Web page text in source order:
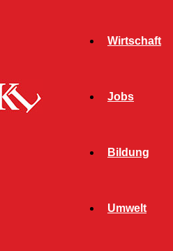
Wirtschaft
Jobs
Bildung
Umwelt